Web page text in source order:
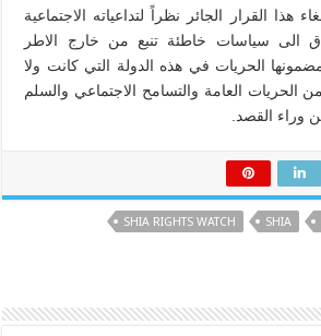
هذا القرار الجائر نظراً لتداعياته الاجتماعية
الى سياسات خاطئة تنبع من خارج الاطر
الحريات في هذه الدولة التي كانت ولا
الحريات العامة والتسامح الاجتماعي والسلم
وراء القصد.
SHIA
SHIA RIGHTS WATCH